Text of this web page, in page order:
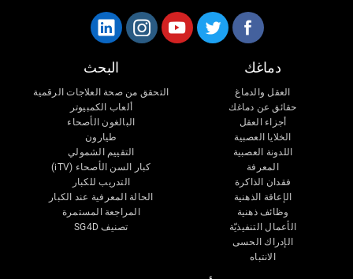
دماغك
العقل والدماغ
حقائق عن دماغك
أجزاء العقل
الخلايا العصبية
اللدونة العصبية
المعرفة
فقدان الذاكرة
الإعاقة الذهنية
وظائف ذهنية
الأعمال التنفيذيّة
الإدراك الحسى
الانتباه
البحث
التحقق من صحة العلاجات الرقمية
ألعاب الكمبيوتر
البالغون الأصحاء
طيارون
التقييم الشمولي
كبار السن الأصحاء (iTV)
التدريب للكبار
الحالة المعرفية عند الكبار
المراجعة المستمرة
تصنيف SG4D